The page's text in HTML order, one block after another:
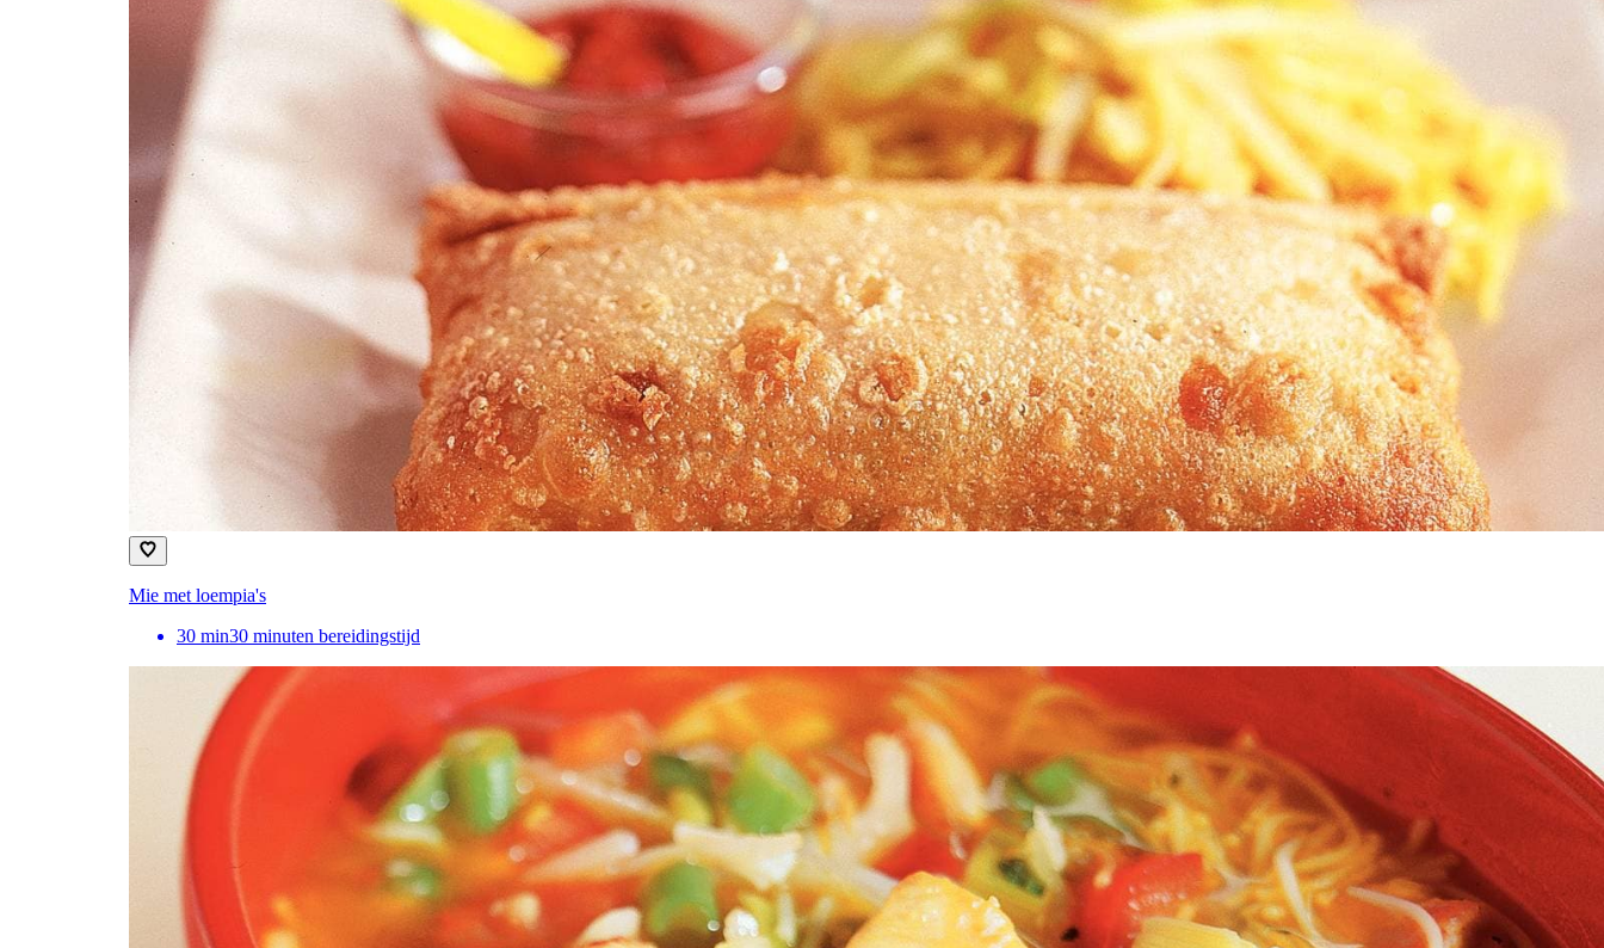
Mie met loempia's
30 min30 minuten bereidingstijd